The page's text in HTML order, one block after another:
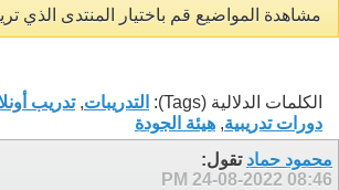
مشاهدة المواضيع قم باختيار المنتدى الذي
الكلمات الدلالية (Tags): التدريبات,تدريب
دورات تدريبية, هيئة الجودة
محمود حماد تقول:
24-08-2022 08:46 PM